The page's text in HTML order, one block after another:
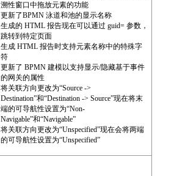
溯性窗口中拖放元素的功能
更新了BPMN 泳道和池的显示名称
生成的 HTML 报告现在可以通过 guid= 参数，
跳转到特定页面
生成 HTML 报告时支持元素名称中的特殊字
符
更新了 BPMN 建模以支持显示/隐藏基于事件
的网关的属性
将关联方向更改为“Source ->
Destination”和“Destination -> Source”现在将末
端的可导航性设置为“Non-
Navigable”和“Navigable”
将关联方向更改为“Unspecified”现在会将两端
的可导航性设置为“Unspecified”